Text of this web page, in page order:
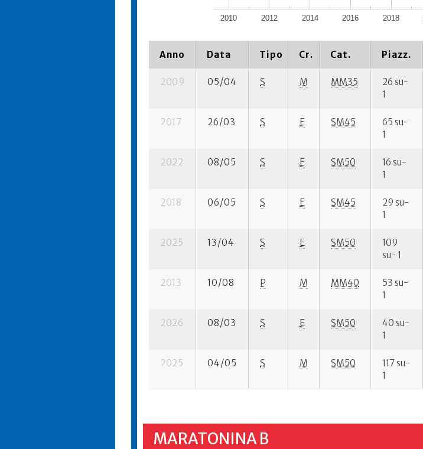
2010 2012 2014 2016 2018
Anno Data Tipo Cr. Cat. Piazz.
2009 05/04 S M MM35
26 su-
1
2017 26/03 S E SM45
65 su-
1
2022 08/05 S E SM50
16 su-
1
2018 06/05 S E SM45
29 su-
1
2025 13/04 S E SM50
109
su- 1
2013 10/08 P M MM40
53 su-
1
2026 08/03 S E SM50
40 su-
1
2025 04/05 S M SM50
117 su-
1
MARATONINA B